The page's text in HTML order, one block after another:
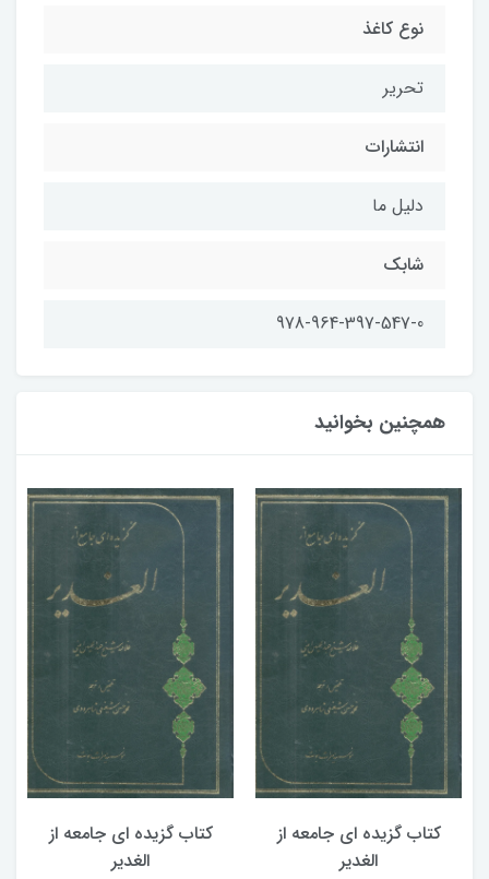
نوع کاغذ
تحریر
انتشارات
دلیل ما
شابک
978-964-397-547-0
همچنین بخوانید
کتاب گزیده ای جامعه از
الغدیر
کتاب گزیده ای جامعه از
الغدیر